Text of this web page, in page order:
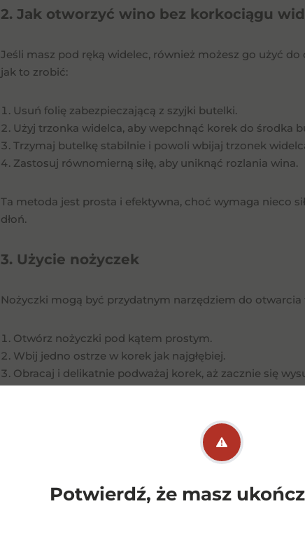
Potwierdź, że masz
2. Jak otworzyć wino bez korkociągu
Jeśli masz pod ręką widelec, również możesz go użyć
jak to zrobić:
Usuń folię zabezpieczającą z szyjki butelki.
Użyj trzonka widelca, aby wepchnąć korek do środka
Trzymaj butelkę stabilnie i powoli wbijaj trzonek
Zastosuj równomierną siłę, aby uniknąć rozlania wina.
Ta metoda jest prosta i efektywna, choć wymaga nieco
dłoń.
3. Użycie nożyczek
Nożyczki mogą być przydatnym narzędziem do otwarcia
Otwórz nożyczki pod kątem prostym.
Wbij jedno ostrze w korek jak najgłębiej.
Obracaj i delikatnie podważaj korek, aż zacznie się
Metoda ta wymaga ostrożności, aby uniknąć
Pamiętaj, aby nie używać zbyt dużej siły, aby nie
4. Użycie buta